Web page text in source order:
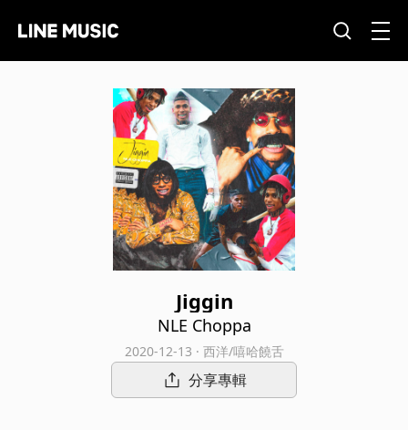
Jiggin
NLE Choppa
2020-12-13 · 西洋/嘻哈饒舌
分享專輯